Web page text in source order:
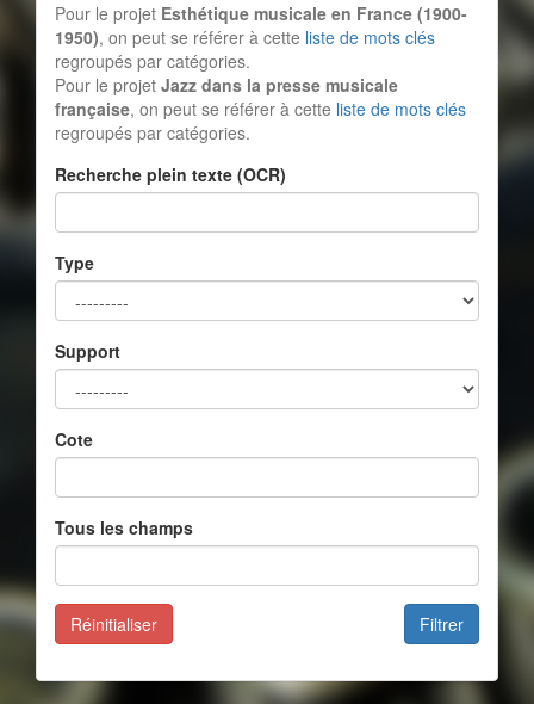
Pour le projet Esthétique musicale en France (1900-
1950), on peut se référer à cette liste de mots clés
regroupés par catégories.
Pour le projet Jazz dans la presse musicale
française, on peut se référer à cette liste de mots clés
regroupés par catégories.
Recherche plein texte (OCR)
Type
Support
Cote
Tous les champs
Filtrer
Réinitialiser